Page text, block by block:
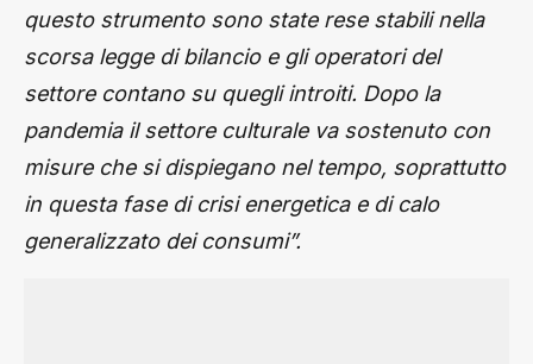
questo strumento sono state rese stabili nella
scorsa legge di bilancio e gli operatori del
settore contano su quegli introiti. Dopo la
pandemia il settore culturale va sostenuto con
misure che si dispiegano nel tempo, soprattutto
in questa fase di crisi energetica e di calo
generalizzato dei consumi”.